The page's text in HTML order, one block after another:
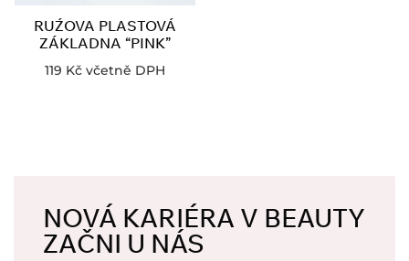
RUŹOVA PLASTOVÁ
ZÁKLADNA “PINK”
119 Kč včetně DPH
NOVÁ KARIÉRA V BEAUTY
ZAČNI U NÁS